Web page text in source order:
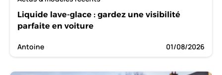
Liquide lave-glace : gardez une visibilité
parfaite en voiture
Antoine 01/08/2026